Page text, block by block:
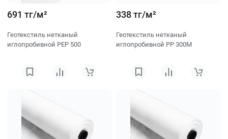
691 тг/м²
Геотекстиль нетканый
иглопробивной PEP 500
338 тг/м²
Геотекстиль нетканый
иглопробивной PP 300M